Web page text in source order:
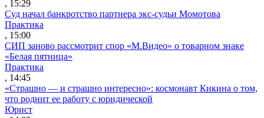
, 15:29
Суд начал банкротство партнера экс-судьи Момотова
Практика
, 15:00
СИП заново рассмотрит спор «М.Видео» о товарном знаке
«Белая пятница»
Практика
, 14:45
«Страшно — и страшно интересно»: космонавт Кикина о том,
что роднит ее работу с юридической
Юрист